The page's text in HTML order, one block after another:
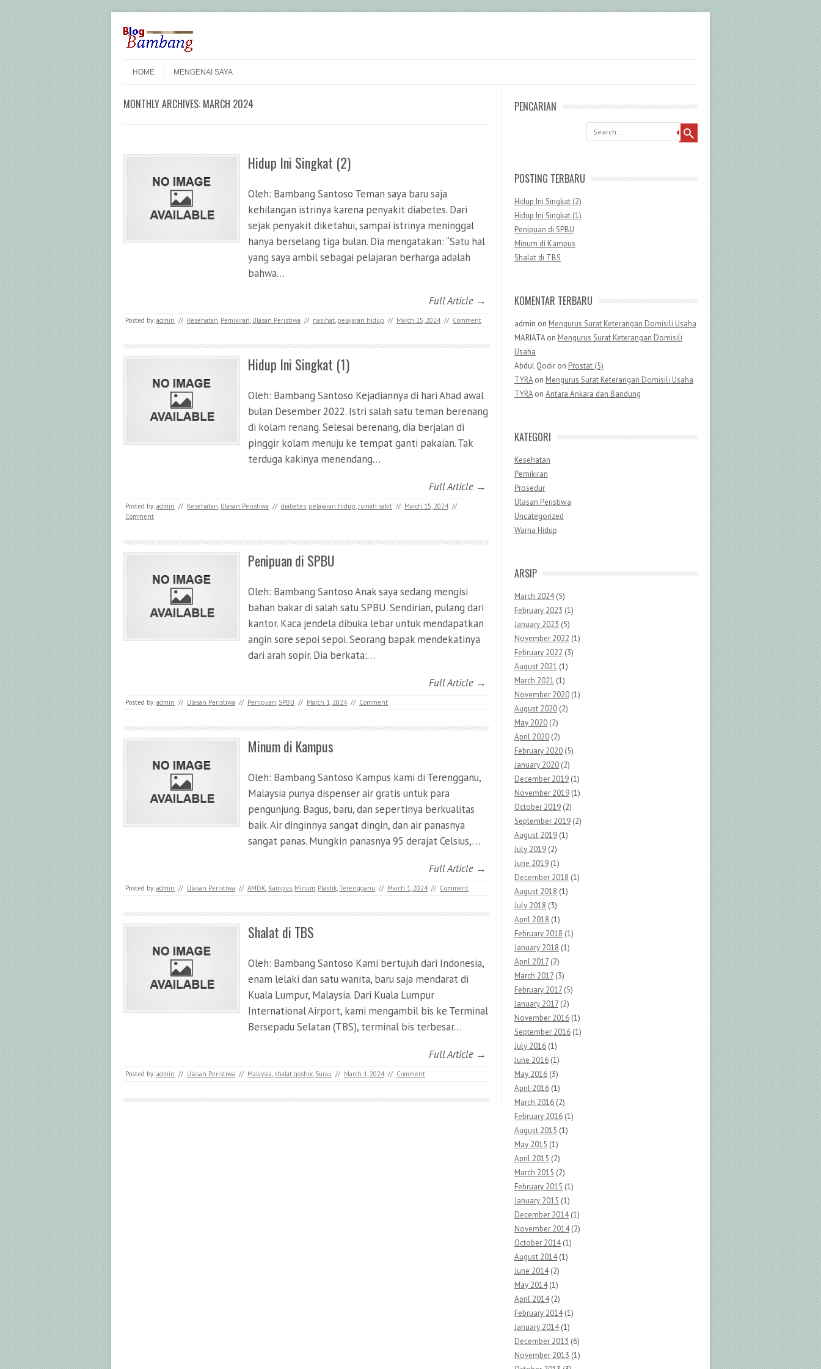
Menu
HOME
MENGENAI SAYA
MONTHLY ARCHIVES: MARCH 2024
Hidup Ini Singkat (2)
Oleh: Bambang Santoso Teman saya baru saja
kehilangan istrinya karena penyakit diabetes. Dari
sejak penyakit diketahui, sampai istrinya meninggal
hanya berselang tiga bulan. Dia mengatakan: “Satu hal
yang saya ambil sebagai pelajaran berharga adalah
bahwa…
Full Article →
Posted by: admin // Kesehatan, Pemikiran, Ulasan Peristiwa // nasihat, pelajaran hidup // March 15, 2024 // Comment
Hidup Ini Singkat (1)
Oleh: Bambang Santoso Kejadiannya di hari Ahad awal
bulan Desember 2022. Istri salah satu teman berenang
di kolam renang. Selesai berenang, dia berjalan di
pinggir kolam menuju ke tempat ganti pakaian. Tak
terduga kakinya menendang…
Full Article →
Posted by: admin // Kesehatan, Ulasan Peristiwa // diabetes, pelajaran hidup, rumah sakit // March 15, 2024 //
Comment
Penipuan di SPBU
Oleh: Bambang Santoso Anak saya sedang mengisi
bahan bakar di salah satu SPBU. Sendirian, pulang dari
kantor. Kaca jendela dibuka lebar untuk mendapatkan
angin sore sepoi sepoi. Seorang bapak mendekatinya
dari arah sopir. Dia berkata:…
Full Article →
Posted by: admin // Ulasan Peristiwa // Penipuan, SPBU // March 1, 2024 // Comment
Minum di Kampus
Oleh: Bambang Santoso Kampus kami di Terengganu,
Malaysia punya dispenser air gratis untuk para
pengunjung. Bagus, baru, dan sepertinya berkualitas
baik. Air dinginnya sangat dingin, dan air panasnya
sangat panas. Mungkin panasnya 95 derajat Celsius,…
Full Article →
Posted by: admin // Ulasan Peristiwa // AMDK, Kampus, Minum, Plastik,Terengganu // March 1, 2024 // Comment
Shalat di TBS
Oleh: Bambang Santoso Kami bertujuh dari Indonesia,
enam lelaki dan satu wanita, baru saja mendarat di
Kuala Lumpur, Malaysia. Dari Kuala Lumpur
International Airport, kami mengambil bis ke Terminal
Bersepadu Selatan (TBS), terminal bis terbesar…
Full Article →
Posted by: admin // Ulasan Peristiwa // Malaysia, shalat qoshor, Surau // March 1, 2024 // Comment
PENCARIAN
POSTING TERBARU
Hidup Ini Singkat (2)
Hidup Ini Singkat (1)
Penipuan di SPBU
Minum di Kampus
Shalat di TBS
KOMENTAR TERBARU
admin on Mengurus Surat Keterangan Domisili Usaha
MARIATAon Mengurus Surat Keterangan Domisili
Usaha
Abdul Qodir on Prostat (5)
TYRAon Mengurus Surat Keterangan Domisili Usaha
TYRAon Antara Ankara dan Bandung
KATEGORI
Kesehatan
Pemikiran
Prosedur
Ulasan Peristiwa
Uncategorized
Warna Hidup
ARSIP
March 2024(5)
February 2023 (1)
January 2023 (5)
November 2022 (1)
February 2022 (3)
August 2021 (1)
March 2021 (1)
November 2020 (1)
August 2020 (2)
May 2020 (2)
April 2020 (2)
February 2020 (5)
January 2020 (2)
December 2019 (1)
November 2019 (1)
October 2019 (2)
September 2019 (2)
August 2019 (1)
July 2019 (2)
June 2019 (1)
December 2018 (1)
August 2018 (1)
July 2018 (3)
April 2018 (1)
February 2018 (1)
January 2018 (1)
April 2017 (2)
March 2017 (3)
February 2017 (5)
January 2017 (2)
November 2016 (1)
September 2016 (1)
July 2016 (1)
June 2016 (1)
May 2016 (3)
April 2016 (1)
March 2016 (2)
February 2016 (1)
August 2015 (1)
May 2015 (1)
April 2015 (2)
March 2015 (2)
February 2015 (1)
January 2015 (1)
December 2014(1)
November 2014(2)
October 2014(1)
August 2014(1)
June 2014(2)
May 2014(1)
April 2014(2)
February 2014(1)
January 2014(1)
December 2013 (6)
November 2013 (1)